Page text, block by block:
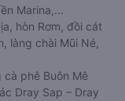
Marina,...
hòn Rơm, đồi cát
làng chài Mũi Né,
cà phê Buôn Mê
Dray Sap – Dray